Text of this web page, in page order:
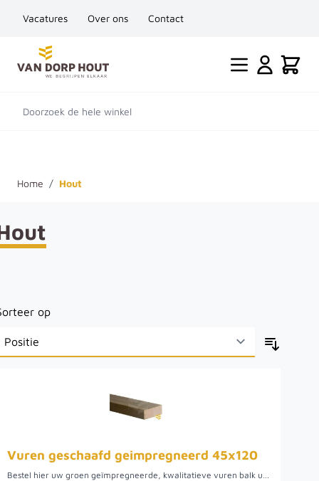
Vacatures Over ons Contact
Ga naar de inhoud
Cart
Doorzoek de hele winkel
Home / Hout
op
Vuren geschaafd geimpregneerd 45x120
Bestel hier uw groen geïmpregneerde, kwalitatieve vuren balk uit Noord-Europa. We hebben een ruime voorraad in diverse lengtes, zoals 3.60 en 4.50 meter. Het ruime assortiment maakt het mogelijk om de verschillende lengtes te combineren om een optimaal zaagrendement te behalen. Doordat het vurenhout uit Noord-Europa komt, is het van een mooie kwaliteit. Hier kan het hout namelijk rustig groeien wat uiteindelijk een rustige en stabiele balk oplevert.